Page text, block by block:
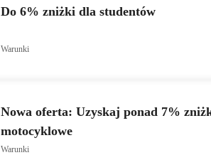
Do 6% zniżki dla studentów
Warunki
Nowa oferta: Uzyskaj ponad 7%
motocyklowe
Warunki